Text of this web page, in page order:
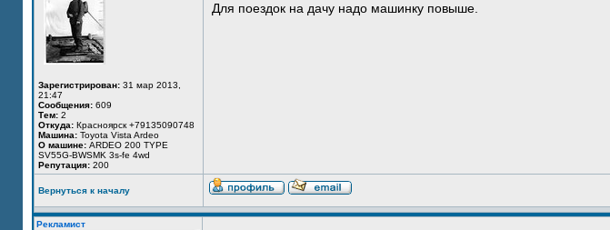
Зарегистрирован: 31 мар 2013,
21:47
Сообщения: 609
Тем: 2
Откуда: Красноярск +79135090748
Машина: Toyota Vista Ardeo
О машине: ARDEO 200 TYPE
SV55G-BWSMK 3s-fe 4wd
Репутация: 200
Для поездок на дачу надо машинку повыше.
Вернуться к началу
Рекламист